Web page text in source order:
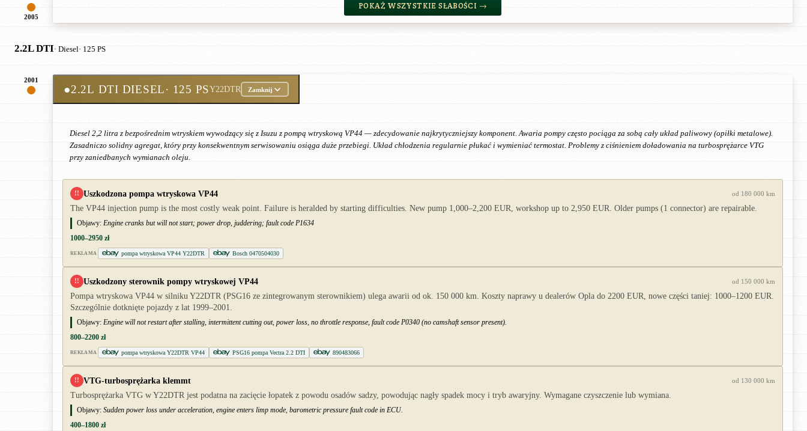
2005
POKAŻ WSZYSTKIE SŁABOŚCI →
2.2L DTI· Diesel· 125 PS
2001
●2.2L DTI DIESEL· 125 PSY22DTR Zamknij
Diesel 2,2 litra z bezpośrednim wtryskiem wywodzący się z Isuzu z pompą wtryskową VP44 — zdecydowanie najkrytyczniejszy komponent. Awaria pompy często pociąga za sobą cały układ paliwowy (opiłki metalowe).
Zasadniczo solidny agregat, który przy konsekwentnym serwisowaniu osiąga duże przebiegi. Układ chłodzenia regularnie płukać i wymieniać termostat. Problemy z ciśnieniem doładowania na turbosprężarce VTG
przy zaniedbanych wymianach oleju.
!! Uszkodzona pompa wtryskowa VP44 od 180 000 km
The VP44 injection pump is the most costly weak point. Failure is heralded by starting difficulties. New pump 1,000–2,200 EUR, workshop up to 2,950 EUR. Older pumps (1 connector) are repairable.
Objawy: Engine cranks but will not start; power drop, juddering; fault code P1634
1000–2950 zł
REKLAMA pompa wtryskowa VP44 Y22DTR Bosch 0470504030
!! Uszkodzony sterownik pompy wtryskowej VP44 od 150 000 km
Pompa wtryskowa VP44 w silniku Y22DTR (PSG16 ze zintegrowanym sterownikiem) ulega awarii od ok. 150 000 km. Koszty naprawy u dealerów Opla do 2200 EUR, nowe części taniej: 1000–1200 EUR.
Szczególnie dotknięte pojazdy z lat 1999–2001.
Objawy: Engine will not restart after stalling, intermittent cutting out, power loss, no throttle response, fault code P0340 (no camshaft sensor present).
800–2200 zł
REKLAMA pompa wtryskowa Y22DTR VP44 PSG16 pompa Vectra 2.2 DTI 890483066
!! VTG-turbosprężarka klemmt od 130 000 km
Turbosprężarka VTG w Y22DTR jest podatna na zacięcie łopatek z powodu osadów sadzy, powodując nagły spadek mocy i tryb awaryjny. Wymagane czyszczenie lub wymiana.
Objawy: Sudden power loss under acceleration, engine enters limp mode, barometric pressure fault code in ECU.
400–1800 zł